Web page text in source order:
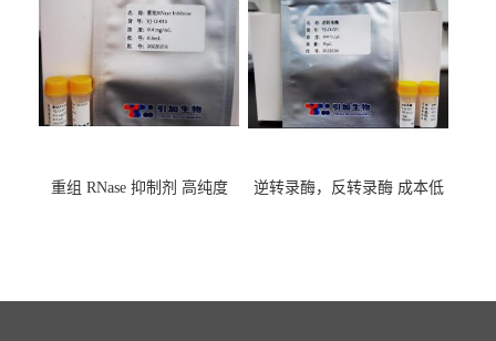
重组 RNase 抑制剂 高纯度 逆转录酶，反转录酶 成本低